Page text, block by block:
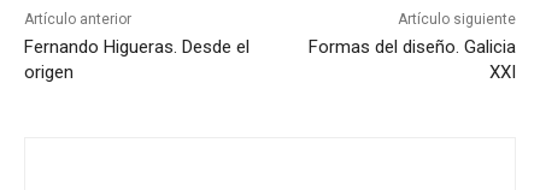
Artículo anterior
Fernando Higueras. Desde el
origen
Artículo siguiente
Formas del diseño. Galicia
XXI